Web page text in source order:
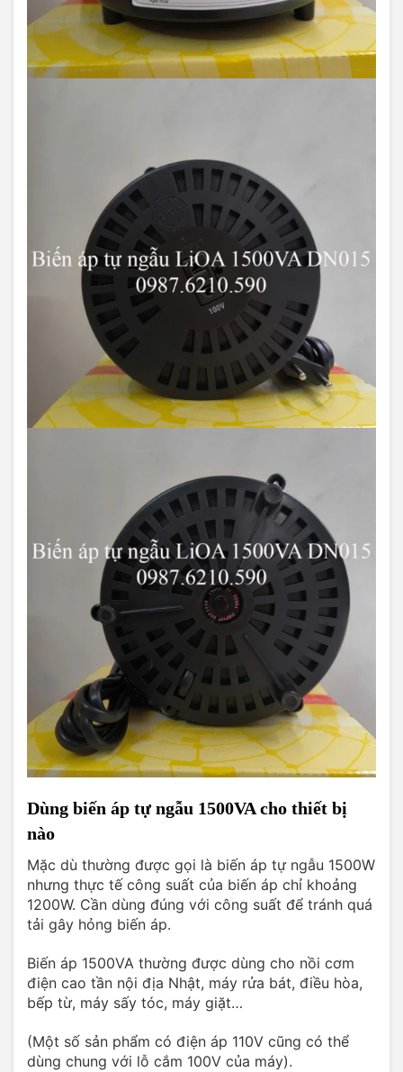
Dùng biến áp tự ngẫu 1500VA cho thiết bị
nào
Mặc dù thường được gọi là biến áp tự ngẫu 1500W
nhưng thực tế công suất của biến áp chỉ khoảng
1200W. Cần dùng đúng với công suất để tránh quá
tải gây hỏng biến áp.
Biến áp 1500VA thường được dùng cho nồi cơm
điện cao tần nội địa Nhật, máy rửa bát, điều hòa,
bếp từ, máy sấy tóc, máy giặt…
(Một số sản phẩm có điện áp 110V cũng có thể
dùng chung với lỗ cắm 100V của máy).